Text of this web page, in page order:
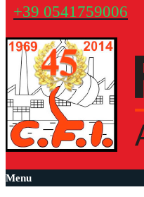
+39 0541759006
Menu